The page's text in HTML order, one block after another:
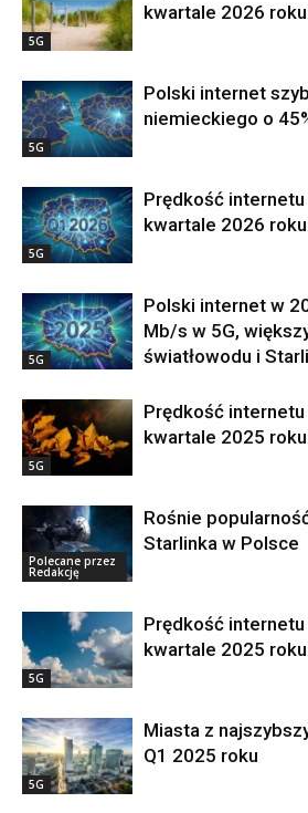
5G
kwartale 2026 roku
5G
Polski internet
niemieckiego o
5G
Prędkość
kwartale 2026 roku
5G
Polski internet w
Mb/s w 5G,
światłowodu i
5G
Prędkość internetu
kwartale 2025 roku
Polecane przez
Redakcję
Rośnie
Starlinka w Polsce
5G
Prędkość
kwartale 2025 roku
5G
Miasta z
Q1 2025 roku